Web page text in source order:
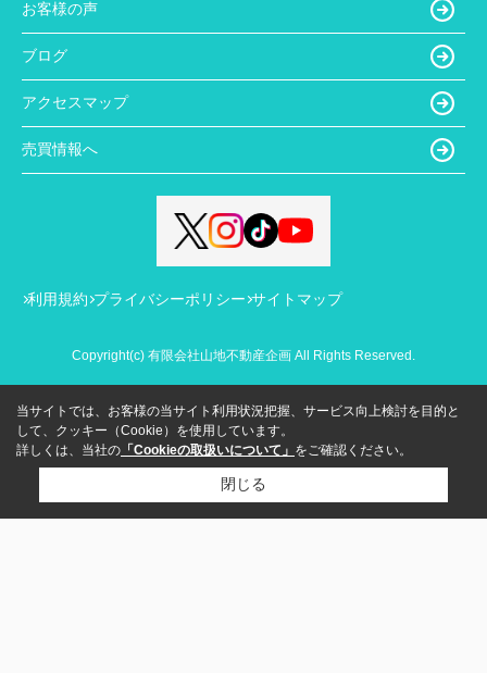
お客様の声
ブログ
アクセスマップ
売買情報へ
利用規約 プライバシーポリシー サイトマップ
Copyright(c) 有限会社山地不動産企画 All Rights Reserved.
当サイトでは、お客様の当サイト利用状況把握、サービス向上検討を目的と
して、クッキー（Cookie）を使用しています。
詳しくは、当社の 「Cookieの取扱いについて」 をご確認ください。
閉じる